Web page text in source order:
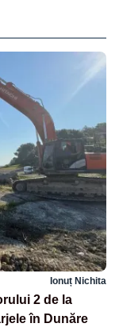
Ionuț Nichita
2 de la
în Dunăre